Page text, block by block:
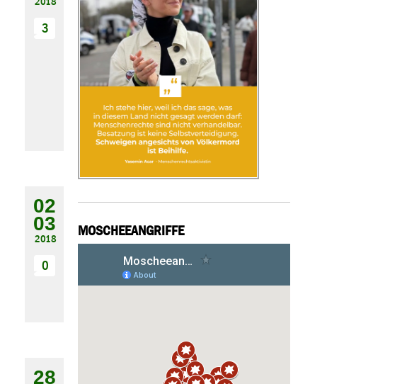
3
02
03
2018
0
28
MOSCHEEANGRIFFE